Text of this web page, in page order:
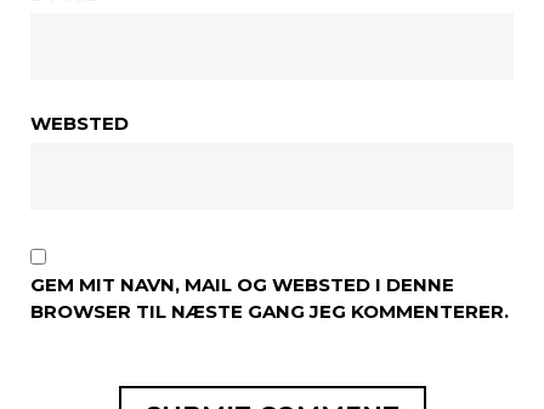
WEBSTED
GEM MIT NAVN, MAIL OG WEBSTED I DENNE
BROWSER TIL NÆSTE GANG JEG KOMMENTERER.